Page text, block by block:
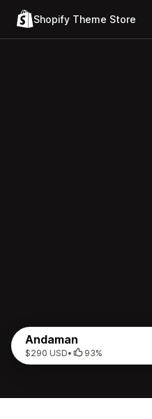
Shopify Theme Store
Andaman
$290 USD• 93%